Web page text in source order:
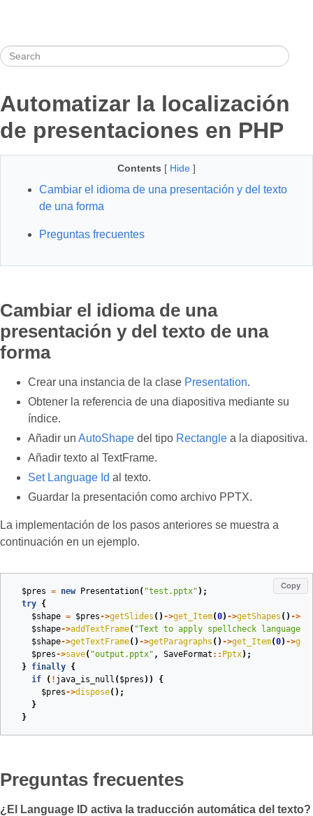
Automatizar la localización
de presentaciones en PHP
Contents [ Hide ]
Cambiar el idioma de una presentación y del texto
de una forma
Preguntas frecuentes
Cambiar el idioma de una
presentación y del texto de una
forma
Crear una instancia de la clase Presentation.
Obtener la referencia de una diapositiva mediante su
índice.
Añadir un AutoShape del tipo Rectangle a la diapositiva.
Añadir texto al TextFrame.
Set Language Id al texto.
Guardar la presentación como archivo PPTX.
La implementación de los pasos anteriores se muestra a
continuación en un ejemplo.
Copy
$pres = new Presentation( "test.pptx" );
try {
$shape = $pres->getSlides () ->get_Item(0) ->getShapes () ->
$shape->addTextFrame( "Text to apply spellcheck language"
$shape->getTextFrame() ->getParagraphs () ->get_Item(0) ->
$pres->save( "output.pptx" , SaveFormat :: Pptx);
} finally {
if
( ! java_is_null ( $pres ))
{
$pres->dispose();
}
}
Preguntas frecuentes
¿El Language ID activa la traducción automática del texto?